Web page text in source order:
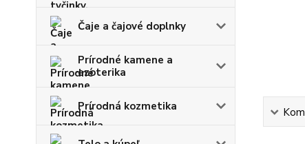
Čaje a čajové doplnky
Prírodné kamene a
ezoterika
Prírodná kozmetika